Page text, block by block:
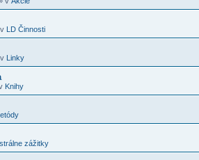
LD Činnosti
Linky
Knihy
zážitky